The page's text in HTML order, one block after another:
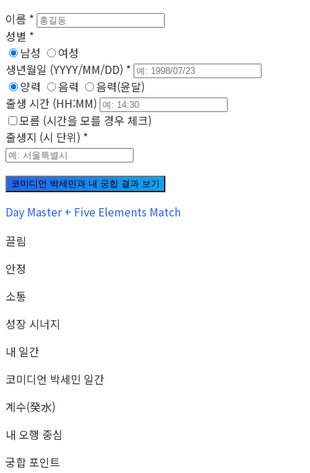
이름 *
성별 *
남성
여성
생년월일 (YYYY/MM/DD) *
양력
음력
음력(윤달)
출생 시간 (HH:MM)
모름 (시간을 모를 경우 체크)
출생지 (시 단위) *
코미디언 박세민과 내 궁합 결과 보기
Day Master + Five Elements Match
끌림
안정
소통
성장 시너지
내 일간
코미디언 박세민 일간
계수(癸水)
내 오행 중심
궁합 포인트